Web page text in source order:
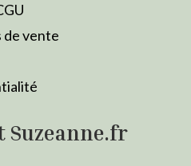
de vente
Suzeanne.fr